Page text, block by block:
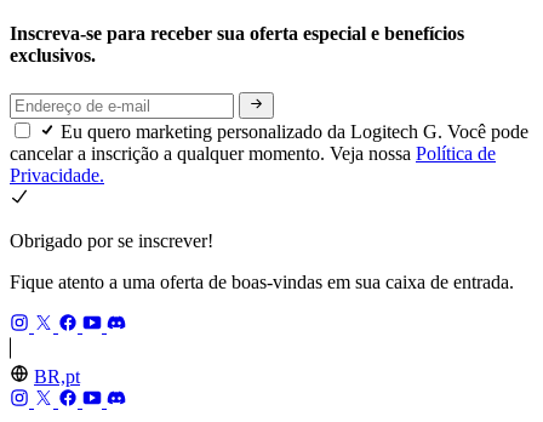
Inscreva-se para receber sua oferta especial e benefícios
exclusivos.
Eu quero marketing personalizado da Logitech G. Você pode
cancelar a inscrição a qualquer momento. Veja nossa Política de
Privacidade.
Obrigado por se inscrever!
Fique atento a uma oferta de boas-vindas em sua caixa de entrada.
BR,pt